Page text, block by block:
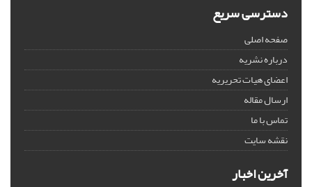
دسترسی سریع
صفحه اصلی
درباره نشریه
اعضای هیات تحریریه
ارسال مقاله
تماس با ما
نقشه سایت
آخرین اخبار